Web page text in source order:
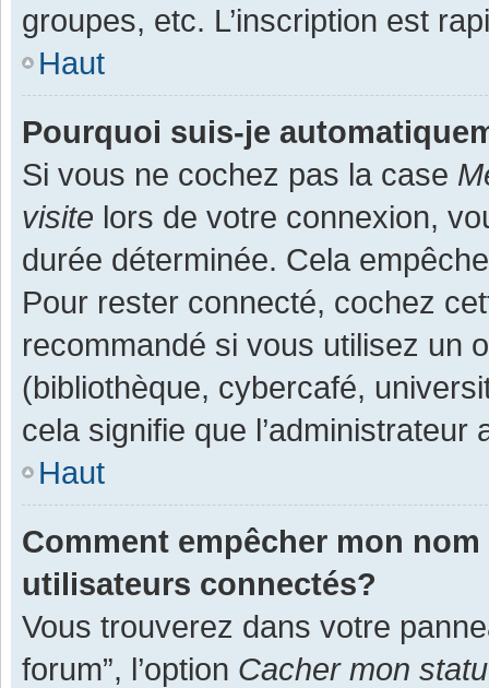
groupes, etc. L’inscription est
Haut
Pourquoi suis-je
Si vous ne cochez pas la case
visite lors de votre connexion,
durée déterminée. Cela
Pour rester connecté, cochez
recommandé si vous utilisez un
(bibliothèque, cybercafé,
cela signifie que
Haut
Comment empêcher mon
utilisateurs connectés?
Vous trouverez dans votre
forum”, l’option Cacher mon